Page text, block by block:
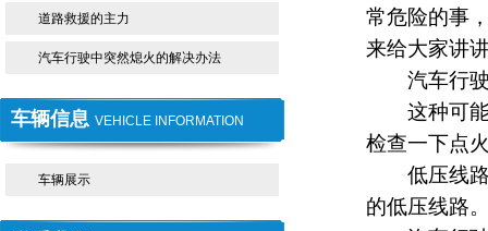
道路救援的主力
汽车行驶中突然熄火的解决办法
车辆信息 VEHICLE INFORMATION
车辆展示
常危险的事
来给大家讲
汽车行驶
这种可能
检查一下点
低压线路
的低压线路